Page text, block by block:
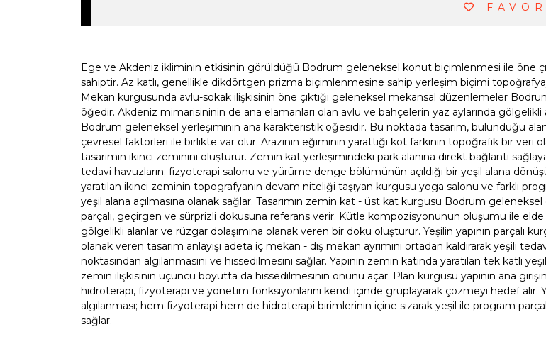
Ege ve Akdeniz ikliminin etkisinin görüldüğü Bodrum geleneksel konut biçimlenmesi ile öne
sahiptir. Az katlı, genellikle dikdörtgen prizma biçimlenmesine sahip yerleşim biçimi
Mekan kurgusunda avlu-sokak ilişkisinin öne çıktığı geleneksel mekansal düzenlemeler
öğedir. Akdeniz mimarisininin de ana elamanları olan avlu ve bahçelerin yaz aylarında gölgelikli
Bodrum geleneksel yerleşiminin ana karakteristik öğesidir. Bu noktada tasarım, bulunduğu
çevresel faktörleri ile birlikte var olur. Arazinin eğiminin yarattığı kot farkının topoğrafik bir veri
tasarımın ikinci zeminini oluşturur. Zemin kat yerleşimindeki park alanına direkt bağlantı
tedavi havuzların; fizyoterapi salonu ve yürüme denge bölümünün açıldığı bir yeşil alana
yaratılan ikinci zeminin topografyanın devam niteliği taşıyan kurgusu yoga salonu ve farklı
yeşil alana açılmasına olanak sağlar. Tasarımın zemin kat - üst kat kurgusu Bodrum geleneksel
parçalı, geçirgen ve sürprizli dokusuna referans verir. Kütle kompozisyonunun oluşumu ile elde
gölgelikli alanlar ve rüzgar dolaşımına olanak veren bir doku oluşturur. Yeşilin yapının parçalı
olanak veren tasarım anlayışı adeta iç mekan - dış mekan ayrımını ortadan kaldırarak yeşili
noktasından algılanmasını ve hissedilmesini sağlar. Yapının zemin katında yaratılan tek katlı
zemin ilişkisinin üçüncü boyutta da hissedilmesinin önünü açar. Plan kurgusu yapının ana
hidroterapi, fizyoterapi ve yönetim fonksiyonlarını kendi içinde gruplayarak çözmeyi hedef alır.
algılanması; hem fizyoterapi hem de hidroterapi birimlerinin içine sızarak yeşil ile program
sağlar.